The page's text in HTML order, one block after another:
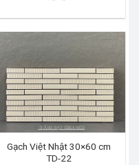
Gạch Việt Nhật 30×60 cm
TD-22